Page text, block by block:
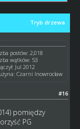
Tryb drzewa
postów: 2,018
wątków: 53
Jul 2012
Czarni Inowrocław
#16
pomiędzy
PG